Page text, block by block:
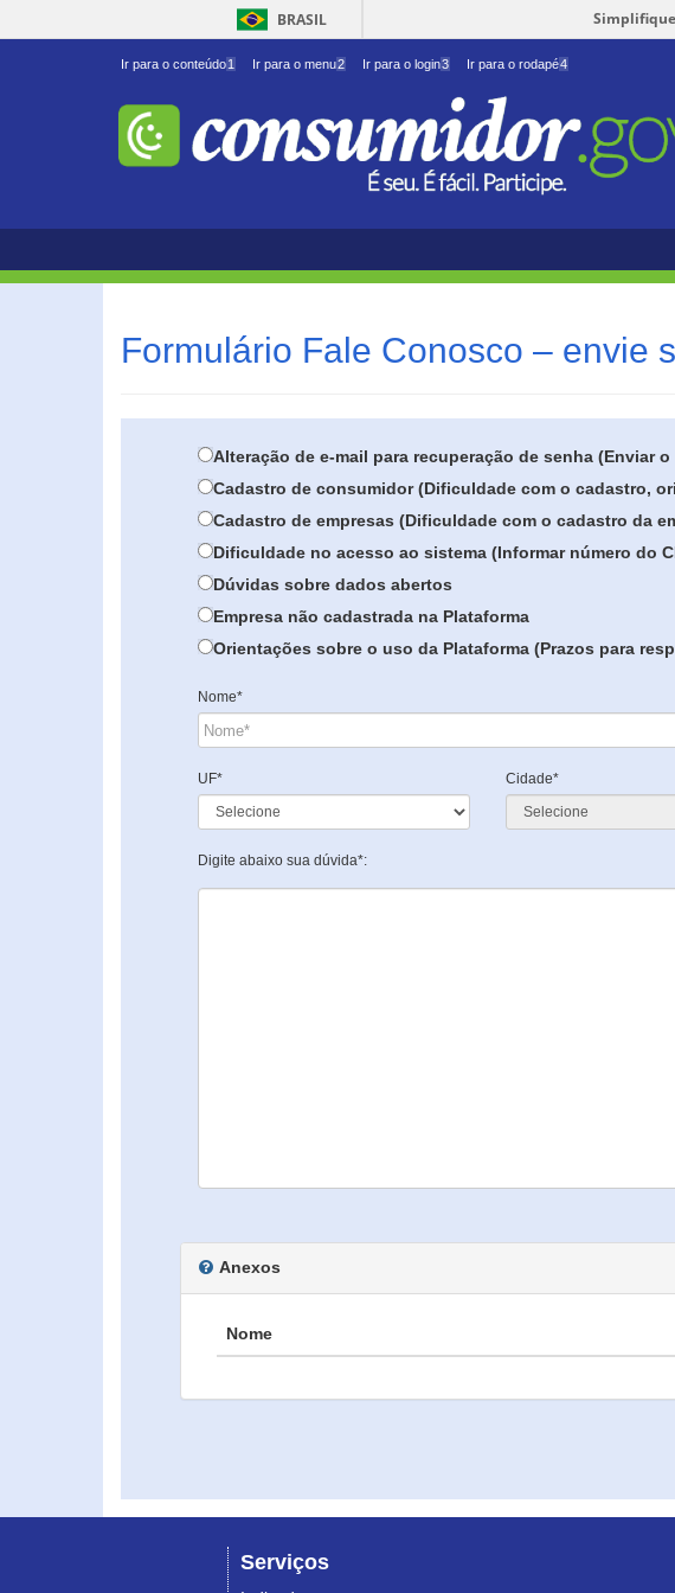
BRASIL
Ir para o conteúdo1 Ir para o menu2 Ir para o login3 Ir para o rodapé4
Formulário Fale Conosco – envie
Alteração de e-mail para recuperação de senha (Enviar
Cadastro de consumidor (Dificuldade com o cadastro,
Cadastro de empresas (Dificuldade com o cadastro da
Dificuldade no acesso ao sistema (Informar número do
Dúvidas sobre dados abertos
Empresa não cadastrada na Plataforma
Orientações sobre o uso da Plataforma (Prazos para
Nome*
UF* Cidade*
Digite abaixo sua dúvida*:
Anexos
Nome
Serviços